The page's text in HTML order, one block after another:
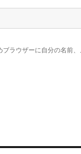
ラウザーに自分の名前